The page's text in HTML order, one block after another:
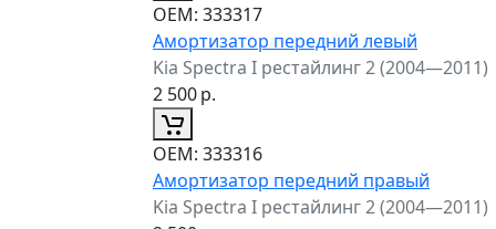
ОЕМ: 333317
Амортизатор передний левый
Kia Spectra I рестайлинг 2 (2004—2011)
2 500р.
ОЕМ: 333316
Амортизатор передний правый
Kia Spectra I рестайлинг 2 (2004—2011)